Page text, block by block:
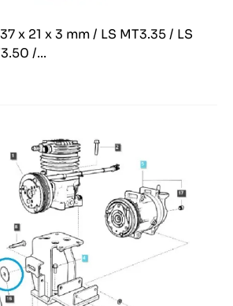
x 21 x 3 mm / LS MT3.35 / LS
/...